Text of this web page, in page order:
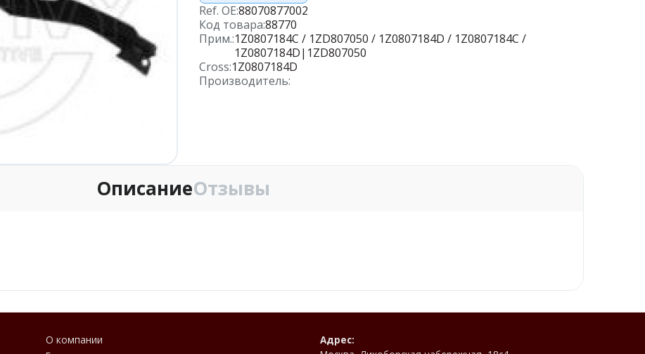
Ref. OE:88070877002
Код товара:88770
Прим.:1Z0807184C / 1ZD807050 / 1Z0807184D / 1Z0807184C /
1Z0807184D|1ZD807050
Cross:1Z0807184D
Производитель:
ОписаниеОтзывы
О компании
Адрес: